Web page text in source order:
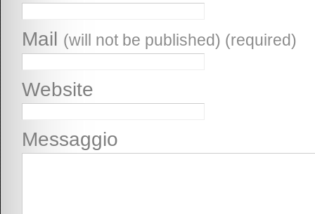
Mail (will not be published) (required)
Website
Messaggio